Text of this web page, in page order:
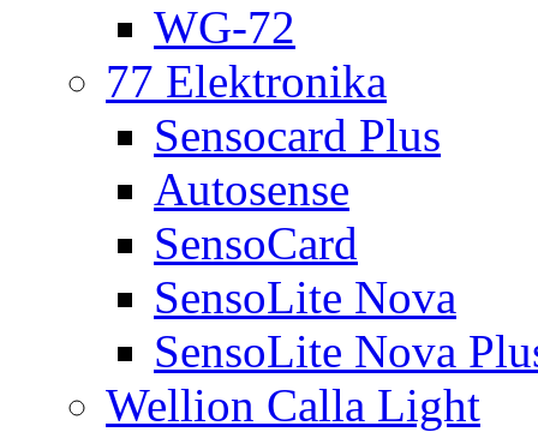
WG-72
77 Elektronika
Sensocard Plus
Autosense
SensoCard
SensoLite Nova
SensoLite Nova
Wellion Calla Light